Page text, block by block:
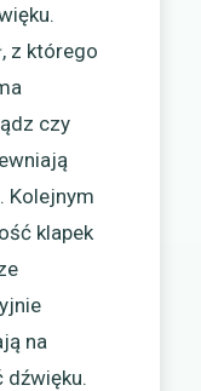
z którego
czy
Kolejnym
klapek
na
dźwięku.